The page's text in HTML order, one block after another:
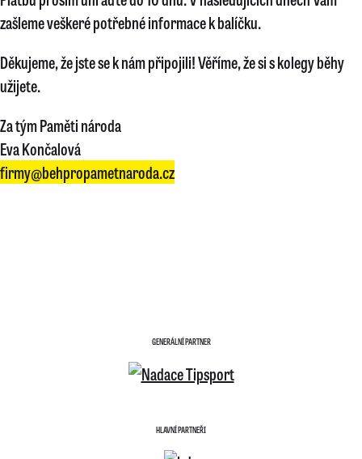
zašleme veškeré potřebné informace k balíčku.
Děkujeme, že jste se k nám připojili! Věříme, že si s kolegy běhy
užijete.
Za tým Paměti národa
Eva Končalová
firmy@behpropametnaroda.cz
GENERÁLNÍ PARTNER
HLAVNÍ PARTNEŘI